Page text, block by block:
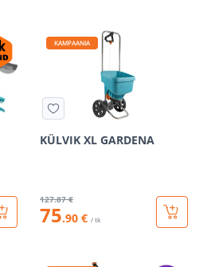
KAMPAANIA
KÜLVIK XL GARDENA
127.87 €
75.90 € / tk